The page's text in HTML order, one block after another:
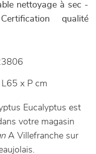
nettoyage à sec -
qualité
x P cm
Eucalyptus est
votre magasin
A Villefranche sur